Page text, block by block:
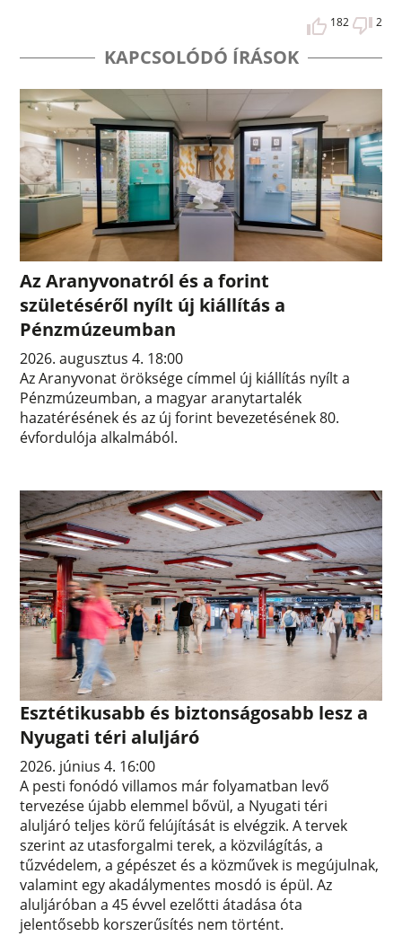
182 2
KAPCSOLÓDÓ ÍRÁSOK
Az Aranyvonatról és a forint
születéséről nyílt új kiállítás a
Pénzmúzeumban
2026. augusztus 4. 18:00
Az Aranyvonat öröksége címmel új kiállítás nyílt a
Pénzmúzeumban, a magyar aranytartalék
hazatérésének és az új forint bevezetésének 80.
évfordulója alkalmából.
Esztétikusabb és biztonságosabb lesz a
Nyugati téri aluljáró
2026. június 4. 16:00
A pesti fonódó villamos már folyamatban levő
tervezése újabb elemmel bővül, a Nyugati téri
aluljáró teljes körű felújítását is elvégzik. A tervek
szerint az utasforgalmi terek, a közvilágítás, a
tűzvédelem, a gépészet és a közművek is megújulnak,
valamint egy akadálymentes mosdó is épül. Az
aluljáróban a 45 évvel ezelőtti átadása óta
jelentősebb korszerűsítés nem történt.